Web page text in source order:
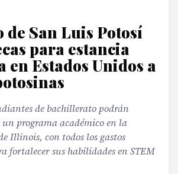
de San Luis Potosí
para estancia
en Estados Unidos a
de bachillerato podrán
programa académico en la
Illinois, con todos los gastos
fortalecer sus habilidades en STEM